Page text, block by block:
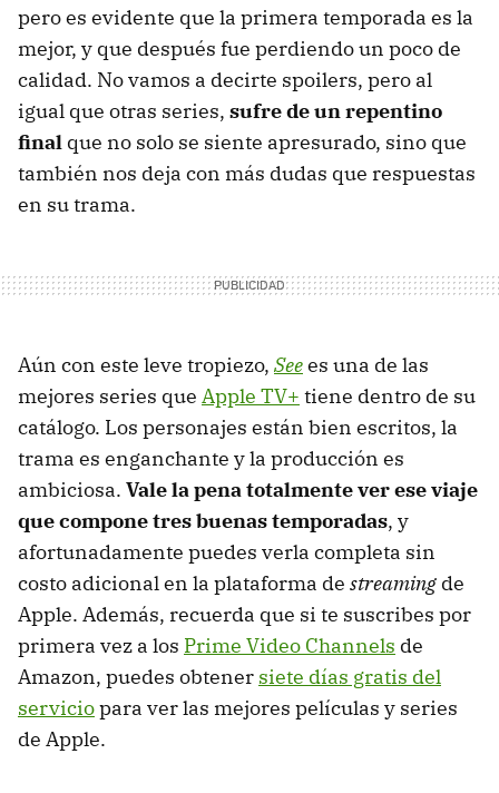
pero es evidente que la primera temporada es la
mejor, y que después fue perdiendo un poco de
calidad. No vamos a decirte spoilers, pero al
igual que otras series, sufre de un repentino
final que no solo se siente apresurado, sino que
también nos deja con más dudas que respuestas
en su trama.
Aún con este leve tropiezo, Seees una de las
mejores series que Apple TV+ tiene dentro de su
catálogo. Los personajes están bien escritos, la
trama es enganchante y la producción es
ambiciosa. Vale la pena totalmente ver ese viaje
que compone tres buenas temporadas, y
afortunadamente puedes verla completa sin
costo adicional en la plataforma de streaming de
Apple. Además, recuerda que si te suscribes por
primera vez a los Prime Video Channels de
Amazon, puedes obtener siete días gratis del
serviciopara ver las mejores películas y series
de Apple.